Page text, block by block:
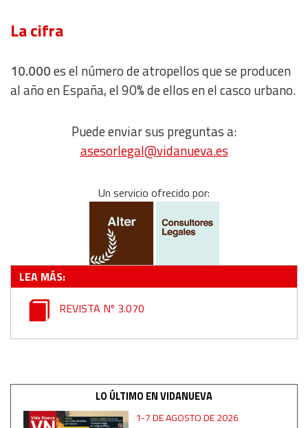
La cifra
10.000es el número de atropellos que se producen
al año en España, el 90% de ellos en el casco urbano.
Puede enviar sus preguntas a:
asesorlegal@vidanueva.es
Un servicio ofrecido por:
LEA MÁS:
REVISTA Nº 3.070
LO ÚLTIMO EN VIDANUEVA
1-7 DE AGOSTO DE 2026
Essential